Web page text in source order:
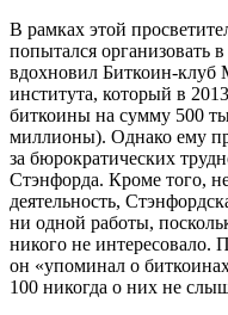
В рамках этой
попытался организовать
вдохновил Биткоин-клуб
института, который в
биткоины на сумму 500
миллионы). Однако ему
за бюрократических
Стэнфорда. Кроме того,
деятельность,
ни одной работы,
никого не интересовало.
он «упоминал о
100 никогда о них не